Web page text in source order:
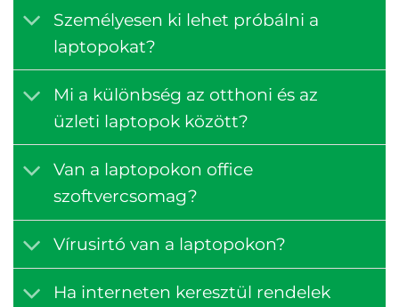
Személyesen ki lehet próbálni a
laptopokat?
Mi a különbség az otthoni és az
üzleti laptopok között?
Van a laptopokon office
szoftvercsomag?
Vírusirtó van a laptopokon?
Ha interneten keresztül rendelek